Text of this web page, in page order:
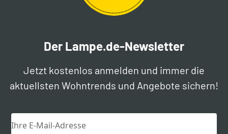
Der Lampe.de-Newsletter
Jetzt kostenlos anmelden und immer die
aktuellsten Wohntrends und Angebote sichern!